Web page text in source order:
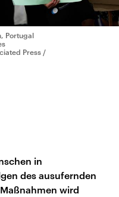
Portugal
Press /
in
des ausufernden
wird